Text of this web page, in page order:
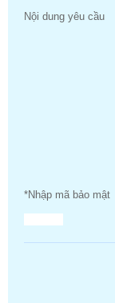
Nội dung yêu cầu
*Nhập mã bảo mật